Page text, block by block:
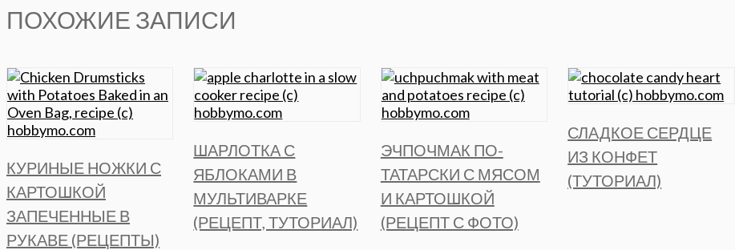
ПОХОЖИЕ ЗАПИСИ
КУРИНЫЕ НОЖКИ С
КАРТОШКОЙ
ЗАПЕЧЕННЫЕ В
РУКАВЕ (РЕЦЕПТЫ)
ШАРЛОТКА С
ЯБЛОКАМИ В
МУЛЬТИВАРКЕ
(РЕЦЕПТ, ТУТОРИАЛ)
ЭЧПОЧМАК ПО-
ТАТАРСКИ С МЯСОМ
И КАРТОШКОЙ
(РЕЦЕПТ С ФОТО)
СЛАДКОЕ СЕРДЦЕ
ИЗ КОНФЕТ
(ТУТОРИАЛ)